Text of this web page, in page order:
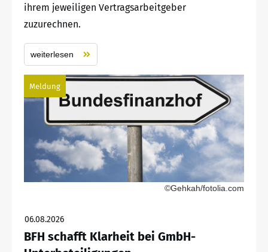
ihrem jeweiligen Vertragsarbeitgeber
zuzurechnen.
weiterlesen
Meldung
©Gehkah/fotolia.com
06.08.2026
BFH schafft Klarheit bei GmbH-